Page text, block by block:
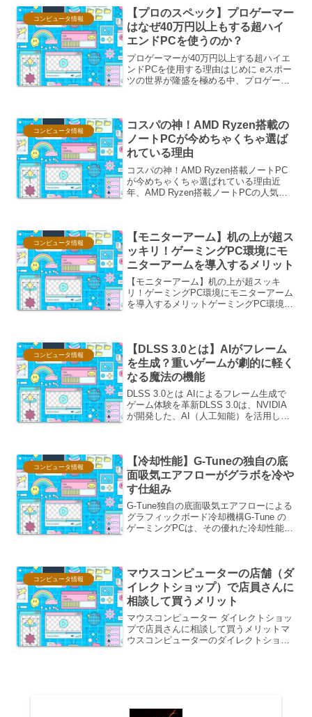
たります。しかし、いざ...
コンピュータ情報
【プロのスペック】プロゲーマー
はなぜ40万円以上もする超ハイ
エンドPCを使うのか？
プロゲーマーが40万円以上する超ハイエ
ンドPCを使用する理由はじめに eスポー
ツの世界が隆盛を極める中、プロゲーマ
ってなぜ不可欠...
コンピュータ情報
コスパの神！AMD Ryzen搭載の
ノートPCが今めちゃくちゃ選ば
れている理由
コスパの神！AMD Ryzen搭載ノートPC
が今めちゃくちゃ選ばれている理由近
年、AMD Ryzen搭載ノートPCの人気が
コンピュータ情報
【モニターアーム】机の上が超ス
ッキリ！ゲーミングPC環境にモ
ニターアームを導入するメリット
【モニターアーム】机の上が超スッキ
リ！ゲーミングPC環境にモニターアーム
を導入するメリットゲーミングPC環境に
がります。その中でも、...
コンピュータ情報
【DLSS 3.0とは】AIがフレーム
を生成？重いゲームが劇的に軽く
なる魔法の機能
DLSS 3.0とは AIによるフレーム生成で
ゲーム体験を革新DLSS 3.0は、NVIDIA
が開発した、AI（人工知能）を活用した
コンピュータ情報
【冷却性能】G-Tuneの独自の底
面吸気エアフローがグラボを冷や
す仕組み
G-Tune独自の底面吸気エアフローによる
グラフィックボード冷却機構G-Tune の
ゲーミングPCは、その優れた冷却性能で
割を果た...
コンピュータ情報
マウスコンピューターの店舗（ダ
イレクトショップ）で店員さんに
相談して買うメリット
マウスコンピューター ダイレクトショッ
プで店員さんに相談して買うメリットマ
ウスコンピューターのダイレクトショッ